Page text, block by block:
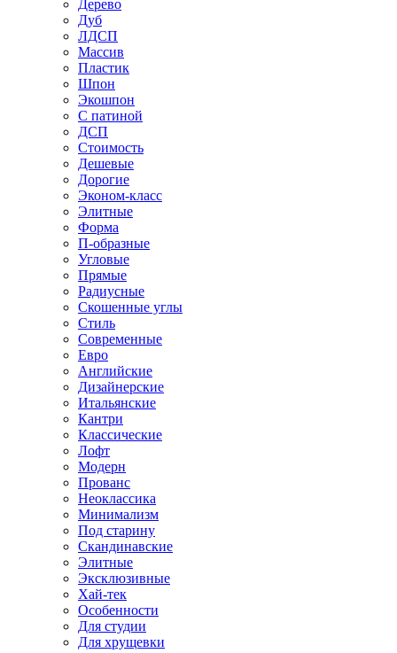
Дерево
Дуб
ЛДСП
Массив
Пластик
Шпон
Экошпон
С патиной
ДСП
Стоимость
Дешевые
Дорогие
Эконом-класс
Элитные
Форма
П-образные
Угловые
Прямые
Радиусные
Скошенные углы
Стиль
Современные
Евро
Английские
Дизайнерские
Итальянские
Кантри
Классические
Лофт
Модерн
Прованс
Неоклассика
Минимализм
Под старину
Скандинавские
Элитные
Эксклюзивные
Хай-тек
Особенности
Для студии
Для хрущевки